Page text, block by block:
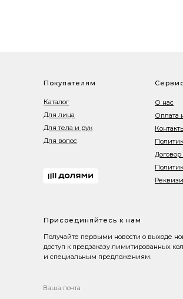
Покупателям
Каталог
Для лица
Для тела и рук
Для волос
Присоединяйтесь к нам
Получайте первыми новости о выходе
доступ к предзаказу лимитированных
и специальным предложениям.
Сервис
О нас
Оплата